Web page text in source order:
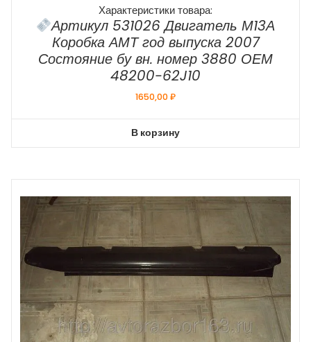
Характеристики товара:
Артикул 531026 Двигатель М13А
Коробка АМТ год выпуска 2007
Состояние бу вн. номер 3880 ОЕМ
48200-62J10
1650,00₽
В корзину